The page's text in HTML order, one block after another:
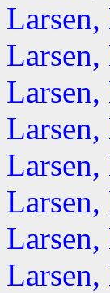
Larsen,
Larsen,